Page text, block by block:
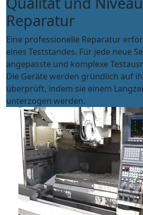
Reparatur
Eine professionelle Reparatur
eines Teststandes. Für jede neue
angepasste und komplexe
Die Geräte werden gründlich auf
überprüft, indem sie einem
unterzogen werden.